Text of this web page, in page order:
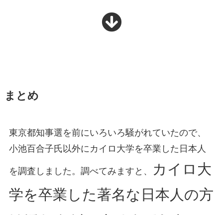
まとめ
東京都知事選を前にいろいろ騒がれていたので、
小池百合子氏以外にカイロ大学を卒業した日本人
を調査しました。調べてみますと、
カイロ大
学を卒業した著名な日本人の方